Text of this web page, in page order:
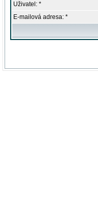
Uživatel: *
E-mailová adresa: *